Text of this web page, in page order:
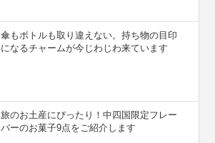
傘もボトルも取り違えない。持ち物の目印
になるチャームが今じわじわ来ています
旅のお土産にぴったり！中四国限定フレー
バーのお菓子9点をご紹介します